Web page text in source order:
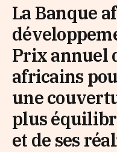
La Banque
Prix annuel
africains
une
plus
et de ses